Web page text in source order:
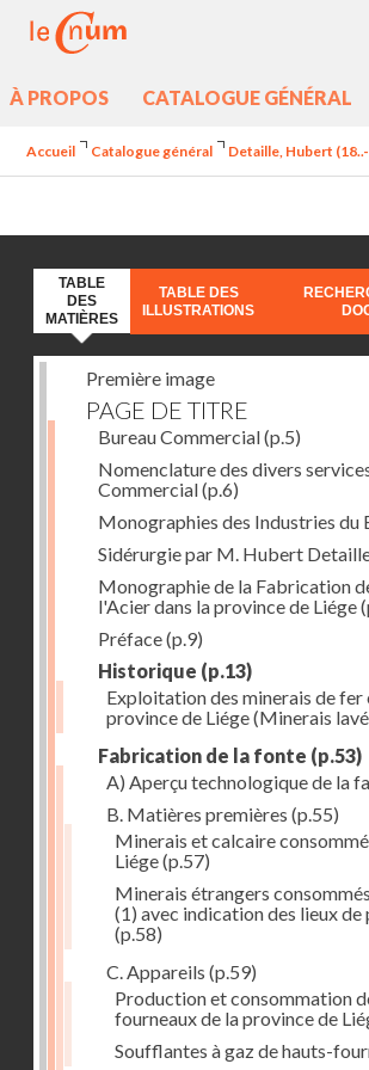
À PROPOS CATALOGUE GÉNÉRAL
Accueil Catalogue général Detaille, Hubert
TABLE
DES
MATIÈRES
TABLE DES
ILLUSTRATIONS
Première image
PAGE DE TITRE
Bureau Commercial(p.5)
Nomenclature des divers
Commercial(p.6)
Monographies des Industries du
Sidérurgie par M. Hubert
Monographie de la Fabrication
l'Acier dans la province de Liége
Préface(p.9)
Historique (p.13)
Exploitation des minerais de fer
province de Liége (Minerais
Fabrication de la fonte (p.53)
A) Aperçu technologique de la
B. Matières premières (p.55)
Minerais et calcaire
Liége(p.57)
Minerais étrangers
(1) avec indication des lieux de
(p.58)
C. Appareils (p.59)
Production et consommation
fourneaux de la province de
Soufflantes à gaz de hauts-